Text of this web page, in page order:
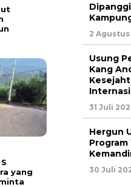
yang
2 Agustus
Usung
Kang
31 Juli
Hergun
30 Juli